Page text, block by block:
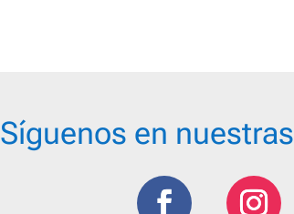
Síguenos en nuestras